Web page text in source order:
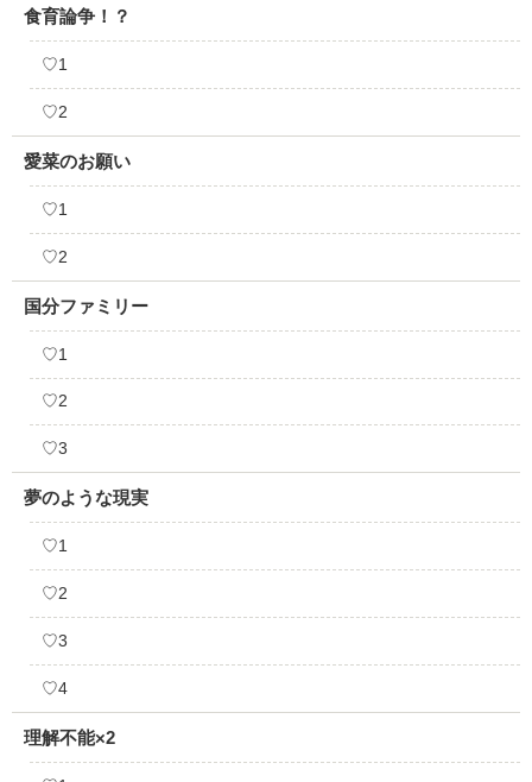
食育論争！？
♡1
♡2
愛菜のお願い
♡1
♡2
国分ファミリー
♡1
♡2
♡3
夢のような現実
♡1
♡2
♡3
♡4
理解不能×2